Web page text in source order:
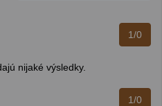
1/0
nijaké výsledky.
1/0